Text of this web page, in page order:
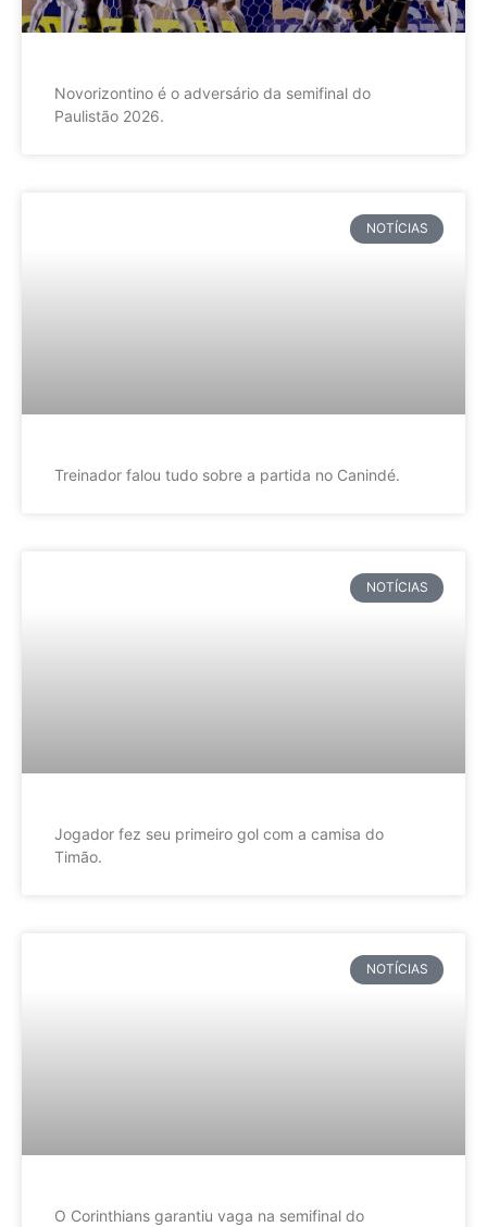
Novorizontino é o adversário da semifinal do
Paulistão 2026.
NOTÍCIAS
Treinador falou tudo sobre a partida no Canindé.
NOTÍCIAS
Jogador fez seu primeiro gol com a camisa do
Timão.
NOTÍCIAS
O Corinthians garantiu vaga na semifinal do